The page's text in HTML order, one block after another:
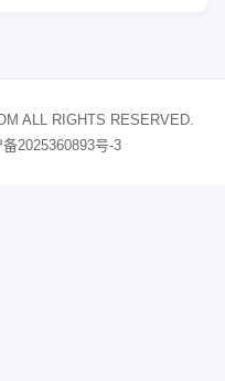
ALL RIGHTS RESERVED.
2025360893号-3